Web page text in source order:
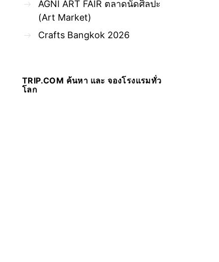
AGNI ART FAIR ตลาดนัดศิลปะ
(Art Market)
Crafts Bangkok 2026
TRIP.COM ค้นหา และ จองโรงแรมทั่ว
โลก